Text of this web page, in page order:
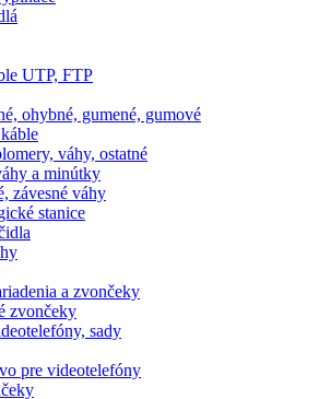
UTP, FTP
ohybné, gumené, gumové
váhy, ostatné
a minútky
závesné váhy
stanice
a zvončeky
zvončeky
sady
pre videotelefóny